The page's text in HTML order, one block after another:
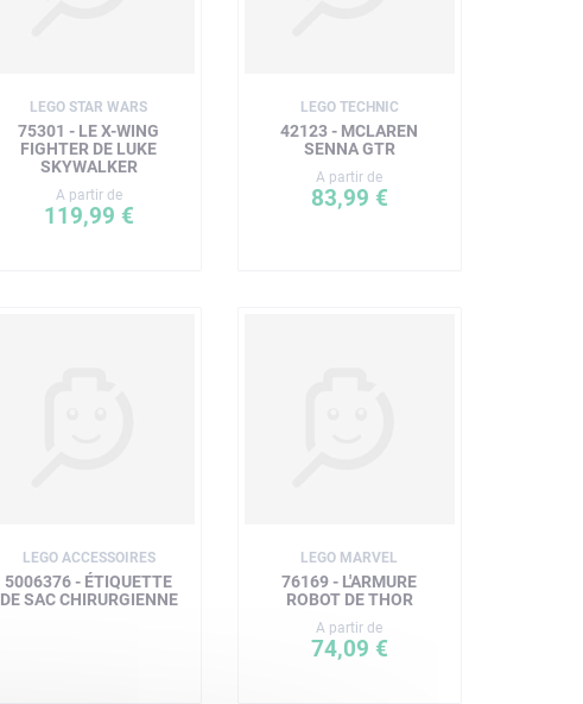
LEGO STAR WARS
75301 - LE X-WING
FIGHTER DE LUKE
SKYWALKER
A partir de
119,99 €
LEGO TECHNIC
42123 - MCLAREN
SENNA GTR
A partir de
83,99 €
LEGO ACCESSOIRES
5006376 - ÉTIQUETTE
DE SAC CHIRURGIENNE
LEGO MARVEL
76169 - L'ARMURE
ROBOT DE THOR
A partir de
74,09 €